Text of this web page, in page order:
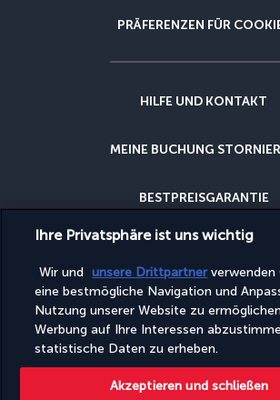
PRÄFERENZEN FÜR
HILFE UND KONTAKT
MEINE BUCHUNG
BESTPREISGARANTIE
STORNIERUNGSGARANTIE
WARUM BEI UNS
Diese Website wird von PerfectStay.com, in
Turkish Airlines veröffentlicht. Der Verkauf
Ihre Privatsphäre ist uns wichtig
Wir und unsere Drittpartnerverwenden
eine bestmögliche Navigation und
Nutzung unserer Website zu
Werbung auf Ihre Interessen
statistische Daten zu erheben.
Akzeptieren und schließen